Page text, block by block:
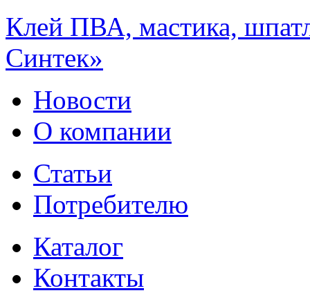
Клей ПВА, мастика,
Синтек»
Новости
О компании
Статьи
Потребителю
Каталог
Контакты